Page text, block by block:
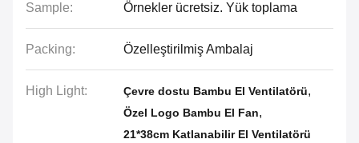
Sample: Örnekler ücretsiz. Yük toplama
Packing: Özelleştirilmiş Ambalaj
High Light: Çevre dostu Bambu El Ventilatörü,
Özel Logo Bambu El Fan,
21*38cm Katlanabilir El Ventilatörü